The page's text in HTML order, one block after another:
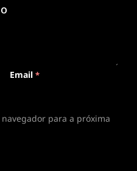
assistir
Email *
para a próxima